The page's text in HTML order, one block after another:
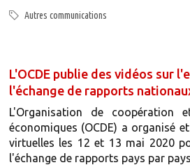
Autres communications
L'OCDE publie des vidéos sur
l'échange de rapports
L'Organisation de coopération
économiques (OCDE) a organisé
virtuelles les 12 et 13 mai 2020
l'échange de rapports pays par